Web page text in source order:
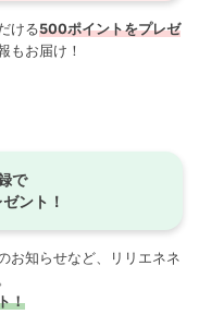
ける500ポイントをプレゼ
もお届け！
で
ント！
お知らせなど、リリエネネ
！